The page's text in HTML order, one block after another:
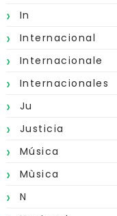
In
Internacional
Internacionale
Internacionales
Ju
Justicia
Música
Mùsica
N